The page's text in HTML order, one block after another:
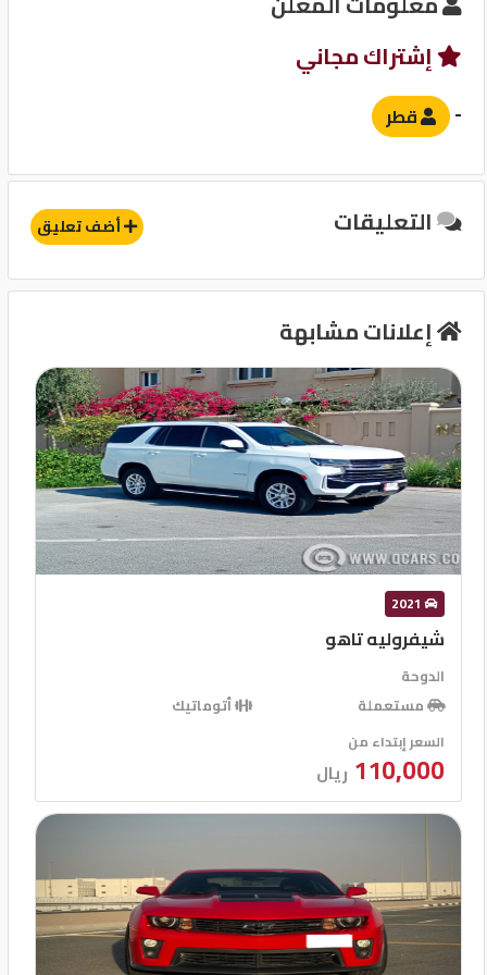
نظام مانع للانغلاق-ABS
وسادة هوائية للركاب
حساسات
آخرى
إنذار
قفل مركزى للابواب
إشتراك مجاني
- قطر
التعليقات أضف تعليق
إعلانات مشابهة
2021
شيفروليه تاهو
الدوحة
مستعملة
أتوماتيك
السعر إبتداء من
110,000 ريال